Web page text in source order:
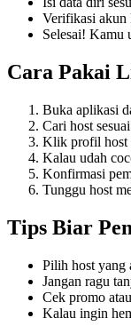
Verifikasi akun
Selesai! Kamu
Cara Pakai
Buka aplikasi
Cari host
Klik profil host
Kalau udah
Konfirmasi
Tunggu host
Tips Biar
Pilih host yang
Jangan ragu
Cek promo
Kalau ingin